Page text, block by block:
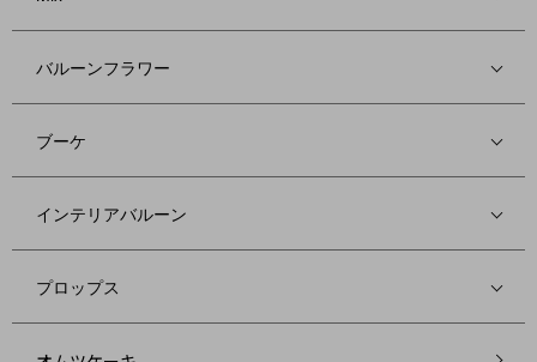
バルーンフラワー
ブーケ
インテリアバルーン
プロップス